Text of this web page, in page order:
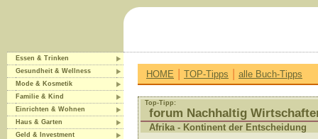
Essen & Trinken
Gesundheit & Wellness
Mode & Kosmetik
Familie & Kind
Einrichten & Wohnen
Haus & Garten
Geld & Investment
HOME | TOP-Tipps | alle Buch-Tipps
Top-Tipp:
forum Nachhaltig
Afrika - Kontinent der Entscheidung